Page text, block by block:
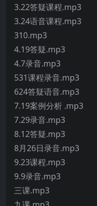
3.22答疑课程.mp3
3.24语音课程.mp3
310.mp3
4.19答疑.mp3
4.7录音.mp3
531课程录音.mp3
624答疑语音.mp3
7.19案例分析 .mp3
7.29录音.mp3
8.12答疑.mp3
8月26日录音.mp3
9.23课程.mp3
9.9录音.mp3
三课.mp3